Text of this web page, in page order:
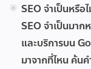
SEO จำเป็นหรือไ
SEO จำเป็นมา
และบริการบน
มาจากที่ไหน ค้นค